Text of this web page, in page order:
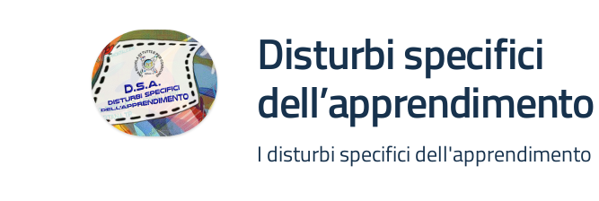
Disturbi specifici
dell’apprendimento
I disturbi specifici dell'apprendimento